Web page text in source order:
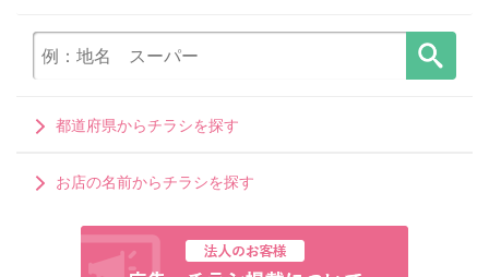
都道府県からチラシを探す
お店の名前からチラシを探す